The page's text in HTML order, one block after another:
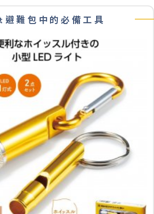
避難包中的必備工具